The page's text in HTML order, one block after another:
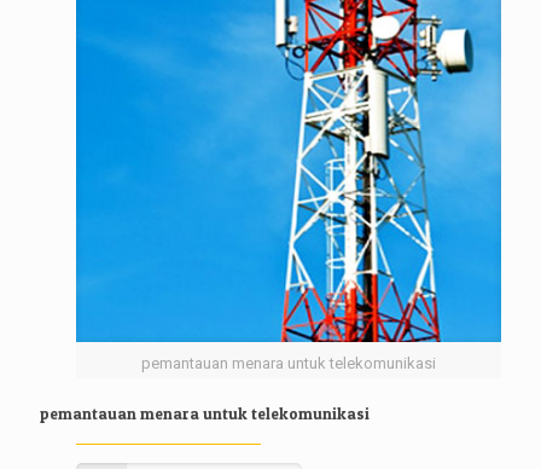
pemantauan menara untuk telekomunikasi
pemantauan menara untuk telekomunikasi